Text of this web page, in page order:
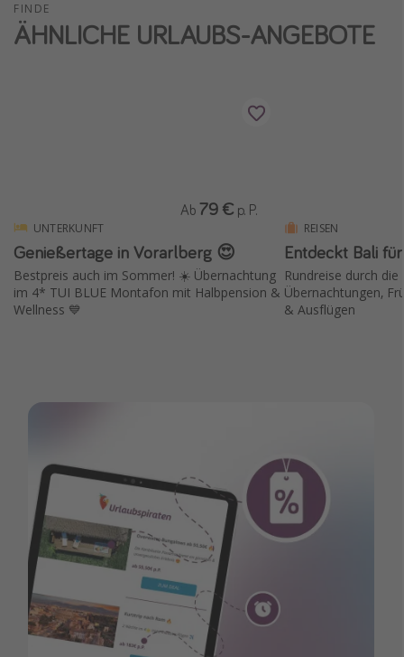
FINDE
ÄHNLICHE URLAUBS-ANGEBOTE
UNTERKUNFT
Genießertage in Vorarlberg 😍
Bestpreis auch im Sommer! ☀️ Übernachtung
im 4* TUI BLUE Montafon mit Halbpension &
Wellness 💙
Ab 79 € p. P.
REISEN
Entdeckt Bali
Rundreise durch
Übernachtungen,
& Ausflügen